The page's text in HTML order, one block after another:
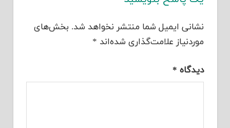
نشانی ایمیل شما منتشر نخواهد شد. بخش‌های
موردنیاز علامت‌گذاری شده‌اند *
دیدگاه *